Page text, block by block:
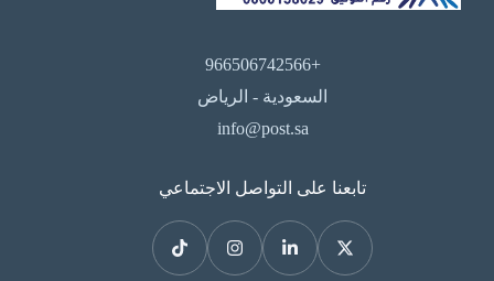
+966506742566
السعودية - الرياض
info@post.sa
تابعنا على التواصل الاجتماعي